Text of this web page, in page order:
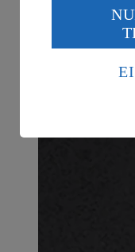
Wenn du auf
des Art. 49 Abs.
Daten in den
die USA als Land
Standards nicht
Es besteht das
Informationen